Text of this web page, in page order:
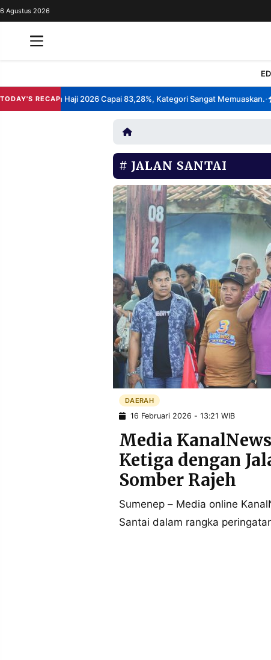
REDAKSI
PERSONA
NASIONAL
BERITA
WARGA
TULISAN
SERVICE
6 Agustus 2026
TODAY'S RECAP
Layanan Haji 2026 Capai 83,28%, Kategori Sangat Memuaskan.•
JALAN SANTAI
DAERAH
16 Februari 2026 - 13:21 WIB
Media
Ketiga dengan
Somber Rajeh
Sumenep – Media online
Santai dalam rangka